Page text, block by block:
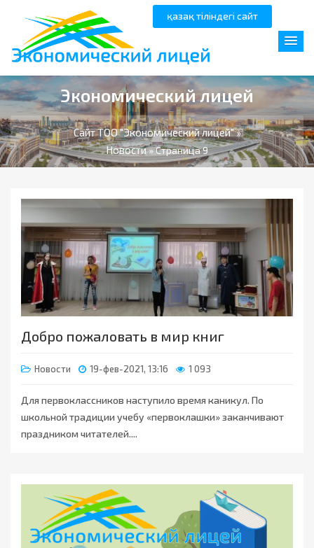
қазақ тіліндегі сайт
Экономический лицей
Сайт ТОО "Экономический лицей"»
Новости» Страница 9
Добро пожаловать в мир книг
Новости 19-фев-2021, 13:16 1 093
Для первоклассников наступило время каникул. По
школьной традиции учебу «первоклашки» заканчивают
праздником читателей....